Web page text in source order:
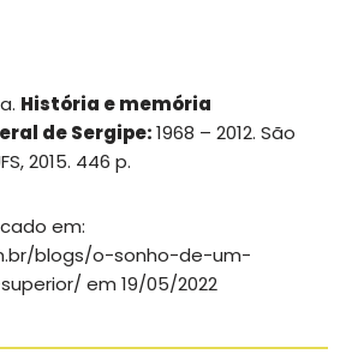
História e memória
de Sergipe:1968 – 2012. São
2015. 446 p.
em:
blogs/o-sonho-de-um-
em 19/05/2022